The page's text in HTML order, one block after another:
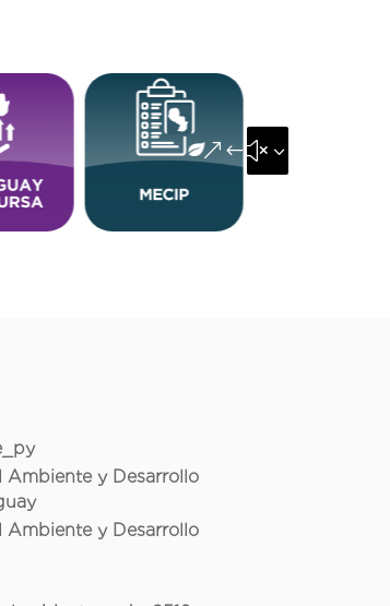
&#x35;
y Desarrollo
Ambiente y Desarrollo